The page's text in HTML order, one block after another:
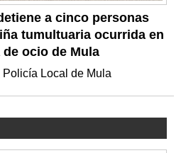
a cinco personas
tumultuaria ocurrida en
de ocio de Mula
Local de Mula